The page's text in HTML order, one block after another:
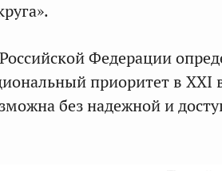
Федерации
приоритет в XXI
без надежной и